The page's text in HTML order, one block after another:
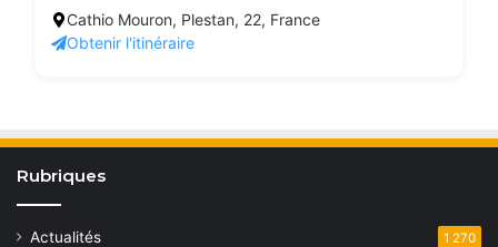
Cathio Mouron, Plestan, 22, France
Obtenir l'itinéraire
Rubriques
Actualités 1 270